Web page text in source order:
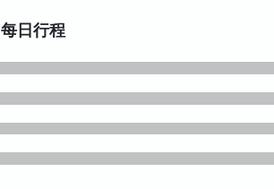
每日行程